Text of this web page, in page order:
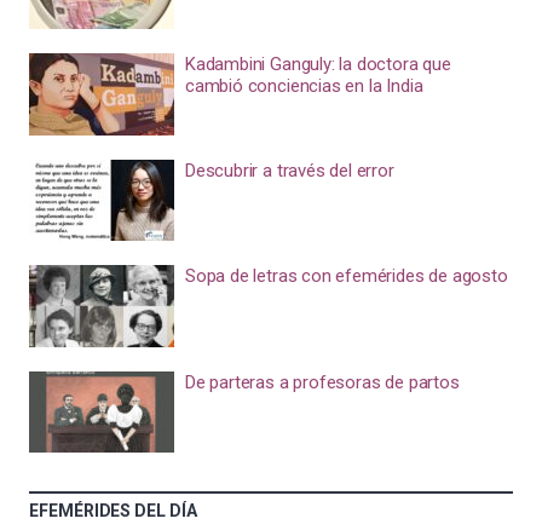
Kadambini Ganguly: la doctora que
cambió conciencias en la India
Descubrir a través del error
Sopa de letras con efemérides de agosto
De parteras a profesoras de partos
EFEMÉRIDES DEL DÍA